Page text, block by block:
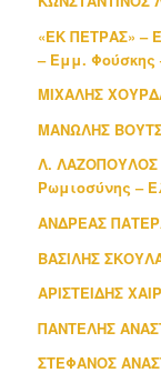
«ΕΚ ΠΕΤΡΑΣ» –
– Εμμ. Φούσκης
ΜΙΧΑΛΗΣ
ΜΑΝΩΛΗΣ
Λ. ΛΑΖΟΠΟΥΛΟΣ
Ρωμιοσύνης –
ΑΝΔΡΕΑΣ
ΒΑΣΙΛΗΣ
ΑΡΙΣΤΕΙΔΗΣ
ΠΑΝΤΕΛΗΣ
ΣΤΕΦΑΝΟΣ